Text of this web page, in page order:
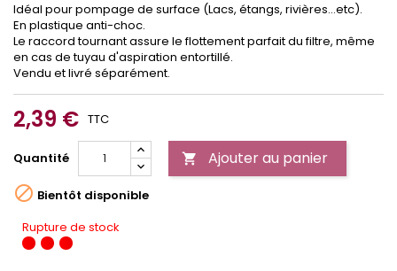
Idéal pour pompage de surface (Lacs, étangs, rivières...etc).
En plastique anti-choc.
Le raccord tournant assure le flottement parfait du filtre, même
en cas de tuyau d'aspiration entortillé.
Vendu et livré séparément.
2,39 € TTC
Quantité  Ajouter au panier
 Bientôt disponible
Rupture de stock